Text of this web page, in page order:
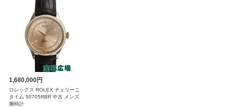
1,680,000円
ロレックス ROLEX チェリーニ
タイム 50705RBR 中古 メンズ
腕時計